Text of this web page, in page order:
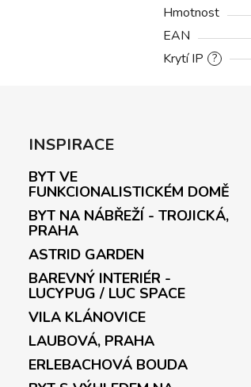
Hmotnost
EAN
?
Krytí IP
INSPIRACE
BYT VE
FUNKCIONALISTICKÉM DOMĚ
BYT NA NÁBŘEŽÍ - TROJICKÁ,
PRAHA
ASTRID GARDEN
BAREVNÝ INTERIÉR -
LUCYPUG / LUC SPACE
VILA KLÁNOVICE
LAUBOVÁ, PRAHA
ERLEBACHOVÁ BOUDA